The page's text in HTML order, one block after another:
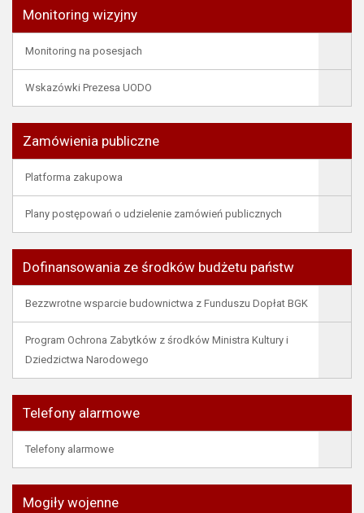
Monitoring wizyjny
Monitoring na posesjach
Wskazówki Prezesa UODO
Zamówienia publiczne
Platforma zakupowa
Plany postępowań o udzielenie zamówień publicznych
Dofinansowania ze środków budżetu państw
Bezzwrotne wsparcie budownictwa z Funduszu Dopłat BGK
Program Ochrona Zabytków z środków Ministra Kultury i
Dziedzictwa Narodowego
Telefony alarmowe
Telefony alarmowe
Mogiły wojenne